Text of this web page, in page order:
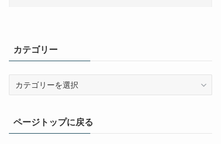
カテゴリー
ページトップに戻る